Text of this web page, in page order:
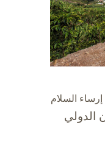
السلام
الدولي